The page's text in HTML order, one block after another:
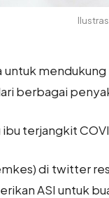
untuk
berbagai
terjangkit
di twitter
ASI untuk